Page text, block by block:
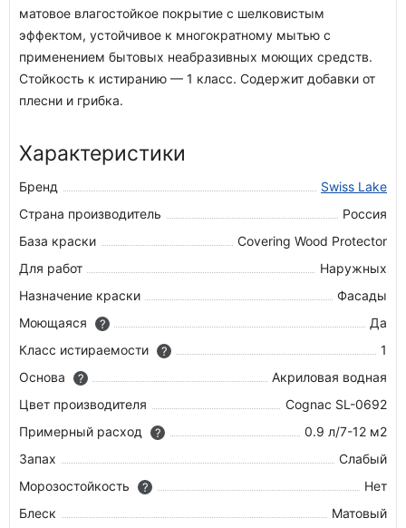
матовое влагостойкое покрытие с шелковистым
эффектом, устойчивое к многократному мытью с
применением бытовых неабразивных моющих средств.
Стойкость к истиранию — 1 класс. Содержит добавки от
плесни и грибка.
Характеристики
Бренд
Swiss Lake
Страна производитель
Россия
База краски
Covering Wood Protector
Для работ
Наружных
Назначение краски
Фасады
Моющаяся
?
Да
Класс истираемости
?
1
Основа
?
Акриловая водная
Цвет производителя
Cognac SL-0692
Примерный расход
?
0.9 л/7-12 м2
Запах
Слабый
Морозостойкость
?
Нет
Блеск
Матовый